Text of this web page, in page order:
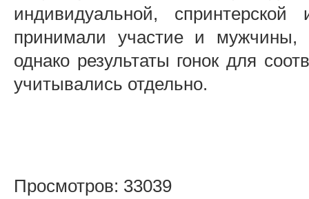
индивидуальной,
принимали участие и
однако результаты гонок для
учитывались отдельно.
Просмотров: 33039